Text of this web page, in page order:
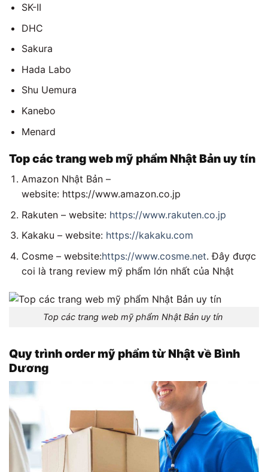
SK-II
DHC
Sakura
Hada Labo
Shu Uemura
Kanebo
Menard
Top các trang web mỹ phẩm Nhật Bản uy tín
Amazon Nhật Bản –
website: https://www.amazon.co.jp
Rakuten – website: https://www.rakuten.co.jp
Kakaku – website: https://kakaku.com
Cosme – website:https://www.cosme.net. Đây được
coi là trang review mỹ phẩm lớn nhất của Nhật
Top các trang web mỹ phẩm Nhật Bản uy tín
Quy trình order mỹ phẩm từ Nhật về Bình
Dương